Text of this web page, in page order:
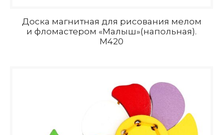
Доска магнитная для рисования мелом
и фломастером «Малыш»(напольная).
M420